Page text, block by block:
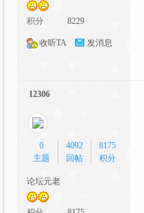
大
积分 8229
收听TA 发消息
12306
0
主题
4092
回帖
8175
积分
论坛元老